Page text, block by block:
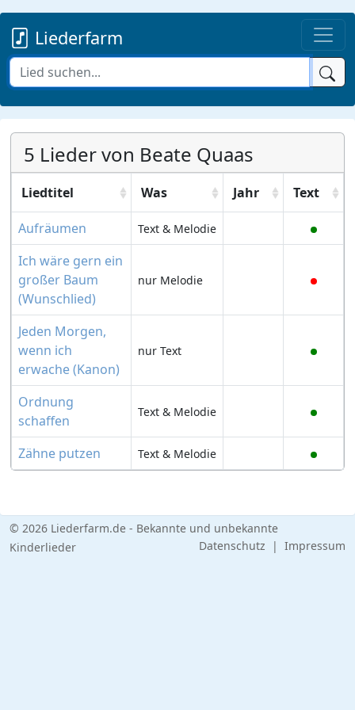
Liederfarm
5 Lieder von Beate Quaas
Liedtitel Was Jahr Text
Aufräumen Text & Melodie
Ich wäre gern ein
großer Baum
(Wunschlied)
nur Melodie
Jeden Morgen,
wenn ich
erwache (Kanon)
nur Text
Ordnung
schaffen
Text & Melodie
Zähne putzen Text & Melodie
© 2026 Liederfarm.de - Bekannte und unbekannte
Kinderlieder
Datenschutz | Impressum